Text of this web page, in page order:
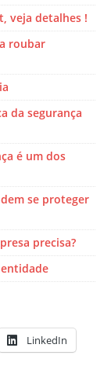
veja detalhes !
roubar
da segurança
é um dos
se proteger
precisa?
LinkedIn